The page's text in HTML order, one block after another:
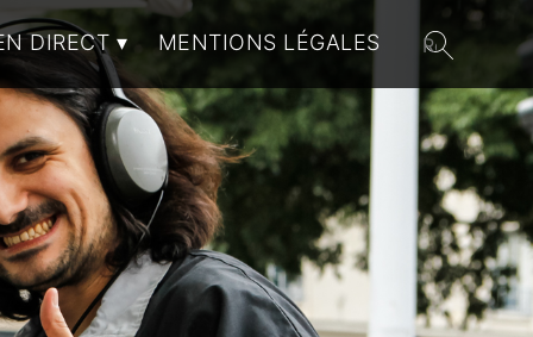
DIRECT MENTIONS LÉGALES